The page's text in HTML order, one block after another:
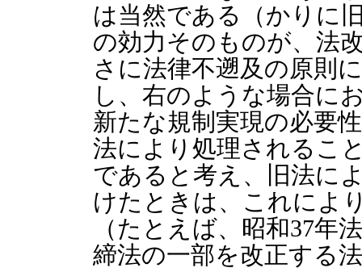
は当然である（かりに
の効力そのものが、法
さに法律不遡及の原則
し、右のような場合に
新たな規制実現の必要
法により処理されるこ
であると考え、旧法に
けたときは、これによ
（たとえば、昭和37年
締法の一部を改正する